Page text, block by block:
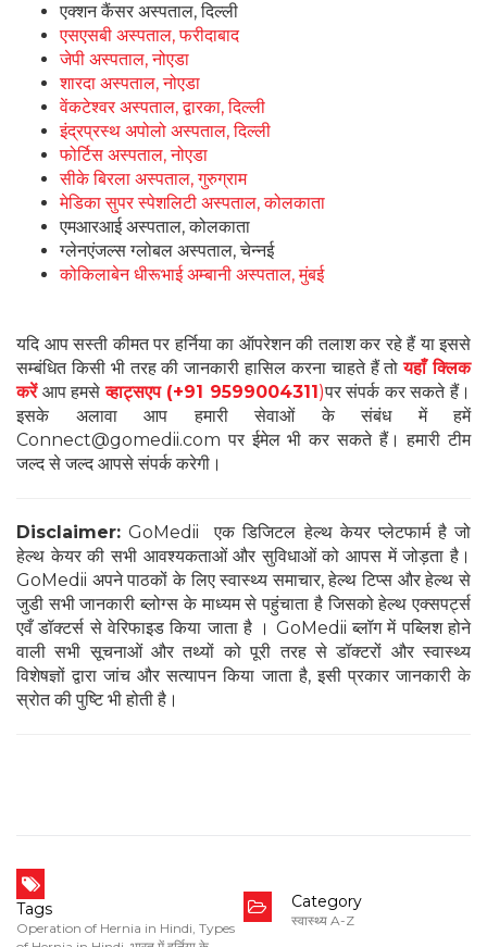
एक्शन कैंसर अस्पताल, दिल्ली
एसएसबी अस्पताल, फरीदाबाद
जेपी अस्पताल, नोएडा
शारदा अस्पताल, नोएडा
वेंकटेश्वर अस्पताल, द्वारका, दिल्ली
इंद्रप्रस्थ अपोलो अस्पताल, दिल्ली
फोर्टिस अस्पताल, नोएडा
सीके बिरला अस्पताल, गुरुग्राम
मेडिका सुपर स्पेशलिटी अस्पताल, कोलकाता
एमआरआई अस्पताल, कोलकाता
ग्लेनएंजल्स ग्लोबल अस्पताल, चेन्नई
कोकिलाबेन धीरूभाई अम्बानी अस्पताल, मुंबई
यदि आप सस्ती कीमत पर हर्निया का ऑपरेशन की तलाश कर रहे हैं या इससे
सम्बंधित किसी भी तरह की जानकारी हासिल करना चाहते हैं तोयहाँ क्लिक
करेंआप हमसेव्हाट्सएप (+91 9599004311 )पर संपर्क कर सकते हैं।
इसके अलावा आप हमारी सेवाओं के संबंध में हमें
Connect@gomedii.com पर ईमेल भी कर सकते हैं। हमारी टीम
जल्द से जल्द आपसे संपर्क करेगी।
Disclaimer: GoMedii एक डिजिटल हेल्थ केयर प्लेटफार्म है जो
हेल्थ केयर की सभी आवश्यकताओं और सुविधाओं को आपस में जोड़ता है।
GoMedii अपने पाठकों के लिए स्वास्थ्य समाचार, हेल्थ टिप्स और हेल्थ से
जुडी सभी जानकारी ब्लोग्स के माध्यम से पहुंचाता है जिसको हेल्थ एक्सपर्ट्स
एवँ डॉक्टर्स से वेरिफाइड किया जाता है । GoMedii ब्लॉग में पब्लिश होने
वाली सभी सूचनाओं और तथ्यों को पूरी तरह से डॉक्टरों और स्वास्थ्य
विशेषज्ञों द्वारा जांच और सत्यापन किया जाता है, इसी प्रकार जानकारी के
स्रोत की पुष्टि भी होती है।
Tags
Operation of Hernia in Hindi, Types
Category
स्वास्थ्य A-Z